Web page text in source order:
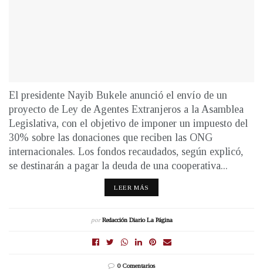
El presidente Nayib Bukele anunció el envío de un
proyecto de Ley de Agentes Extranjeros a la Asamblea
Legislativa, con el objetivo de imponer un impuesto del
30% sobre las donaciones que reciben las ONG
internacionales. Los fondos recaudados, según explicó,
se destinarán a pagar la deuda de una cooperativa...
LEER MÁS
por Redacción Diario La Página
0 Comentarios